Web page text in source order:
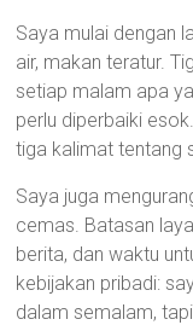
Saya mulai dengan
air, makan teratur.
setiap malam apa
perlu diperbaiki
tiga kalimat tentang
Saya juga
cemas. Batasan
berita, dan waktu
kebijakan pribadi:
dalam semalam,